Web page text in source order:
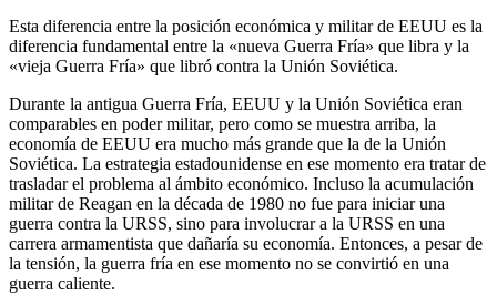
Esta diferencia entre la posición económica y militar de EEUU es la
diferencia fundamental entre la «nueva Guerra Fría» que libra y la
«vieja Guerra Fría» que libró contra la Unión Soviética.
Durante la antigua Guerra Fría, EEUU y la Unión Soviética eran
comparables en poder militar, pero como se muestra arriba, la
economía de EEUU era mucho más grande que la de la Unión
Soviética. La estrategia estadounidense en ese momento era tratar de
trasladar el problema al ámbito económico. Incluso la acumulación
militar de Reagan en la década de 1980 no fue para iniciar una
guerra contra la URSS, sino para involucrar a la URSS en una
carrera armamentista que dañaría su economía. Entonces, a pesar de
la tensión, la guerra fría en ese momento no se convirtió en una
guerra caliente.